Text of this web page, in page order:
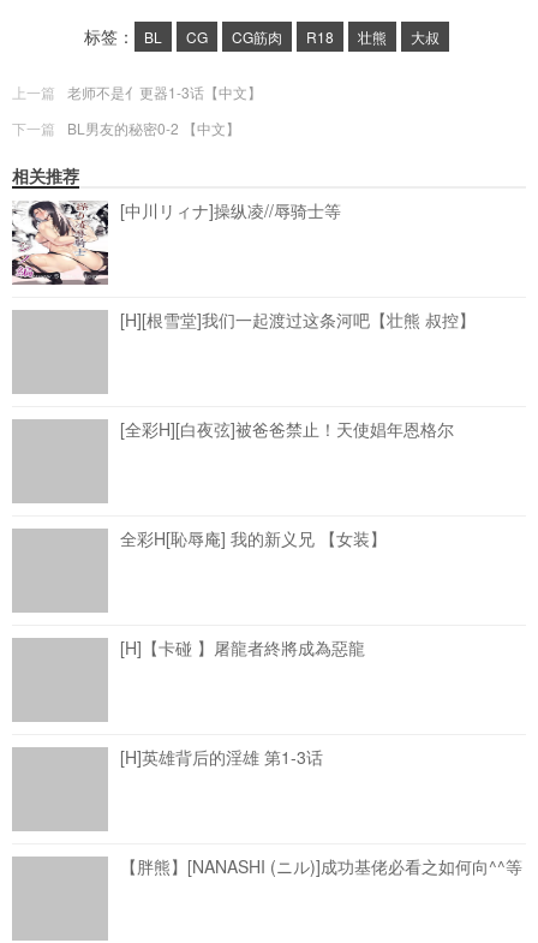
标签： BL CG CG筋肉 R18 壮熊 大叔
上一篇
老师不是亻更器1-3话【中文】
下一篇
BL男友的秘密0-2 【中文】
相关推荐
[中川リィナ]操纵凌//辱骑士等
[H][根雪堂]我们一起渡过这条河吧【壮熊 叔控】
[全彩H][白夜弦]被爸爸禁止！天使娼年恩格尔
全彩H[恥辱庵] 我的新义兄 【女装】
[H]【卡碰 】屠龍者終將成為惡龍
[H]英雄背后的淫雄 第1-3话
【胖熊】[NANASHI (ニル)]成功基佬必看之如何向^^等